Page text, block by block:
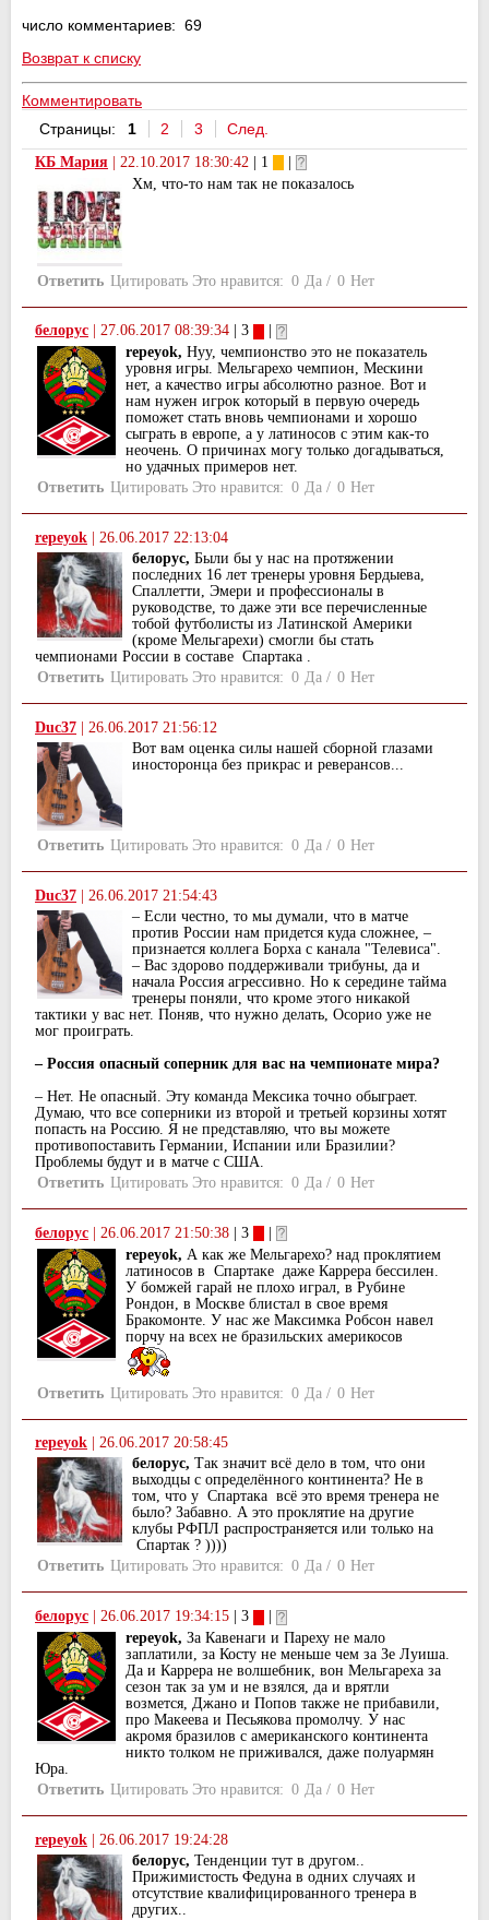
число комментариев: 69
Возврат к списку
Комментировать
Страницы:
1 2 3 След.
КБ Мария | 22.10.2017 18:30:42 | 1
|
Хм, что-то нам так не показалось
Ответить Цитировать Это нравится: 0 Да / 0 Нет
белорус 27.06.2017 08:39:34 | 3
repeyok, Нуу, чемпионство это не показатель
уровня игры. Мельгарехо чемпион, Мескини
нет, а качество игры абсолютно разное. Вот и
нам нужен игрок который в первую очередь
поможет стать вновь чемпионами и хорошо
сыграть в европе, а у латиносов с этим как-то
неочень. О причинах могу только догадываться,
но удачных примеров нет.
Ответить Цитировать Это нравится: 0 Да / 0 Нет
repeyok
26.06.2017 22:13:04
белорус, Были бы у нас на протяжении
последних 16 лет тренеры уровня Бердыева,
Спаллетти, Эмери и профессионалы в
руководстве, то даже эти все перечисленные
тобой футболисты из Латинской Америки
(кроме Мельгарехи) смогли бы стать
чемпионами России в составе Спартака .
Ответить Цитировать Это нравится: 0 Да / 0 Нет
Duс37
26.06.2017 21:56:12
Вот вам оценка силы нашей сборной глазами
иносторонца без прикрас и реверансов...
Ответить Цитировать Это нравится: 0 Да / 0 Нет
Duс37
26.06.2017 21:54:43
– Если честно, то мы думали, что в матче
против России нам придется куда сложнее, –
признается коллега Борха с канала "Телевиса".
– Вас здорово поддерживали трибуны, да и
начала Россия агрессивно. Но к середине тайма
тренеры поняли, что кроме этого никакой
тактики у вас нет. Поняв, что нужно делать, Осорио уже не
мог проиграть.
– Россия опасный соперник для вас на чемпионате мира?
– Нет. Не опасный. Эту команда Мексика точно обыграет.
Думаю, что все соперники из второй и третьей корзины хотят
попасть на Россию. Я не представляю, что вы можете
противопоставить Германии, Испании или Бразилии?
Проблемы будут и в матче с США.
Ответить Цитировать Это нравится: 0 Да / 0 Нет
белорус | 26.06.2017 21:50:38 | 3
|
repeyok, А как же Мельгарехо? над проклятием
латиносов в Спартаке даже Каррера бессилен.
У бомжей гарай не плохо играл, в Рубине
Рондон, в Москве блистал в свое время
Бракомонте. У нас же Максимка Робсон навел
порчу на всех не бразильских америкосов
Ответить Цитировать Это нравится: 0 Да / 0 Нет
repeyok
26.06.2017 20:58:45
белорус, Так значит всё дело в том, что они
выходцы с определённого континента? Не в
том, что у Спартака всё это время тренера не
было? Забавно. А это проклятие на другие
клубы РФПЛ распространяется или только на
Спартак ? ))))
Ответить Цитировать Это нравится: 0 Да / 0 Нет
белорус 26.06.2017 19:34:15 | 3
repeyok, За Кавенаги и Пареху не мало
заплатили, за Косту не меньше чем за Зе Луиша.
Да и Каррера не волшебник, вон Мельгареха за
сезон так за ум и не взялся, да и врятли
возмется, Джано и Попов также не прибавили,
про Макеева и Песьякова промолчу. У нас
акромя бразилов с американского континента
никто толком не приживался, даже полуармян
Юра.
Ответить Цитировать Это нравится: 0 Да / 0 Нет
repeyok
26.06.2017 19:24:28
белорус, Тенденции тут в другом..
Прижимистость Федуна в одних случаях и
отсутствие квалифицированного тренера в
других..